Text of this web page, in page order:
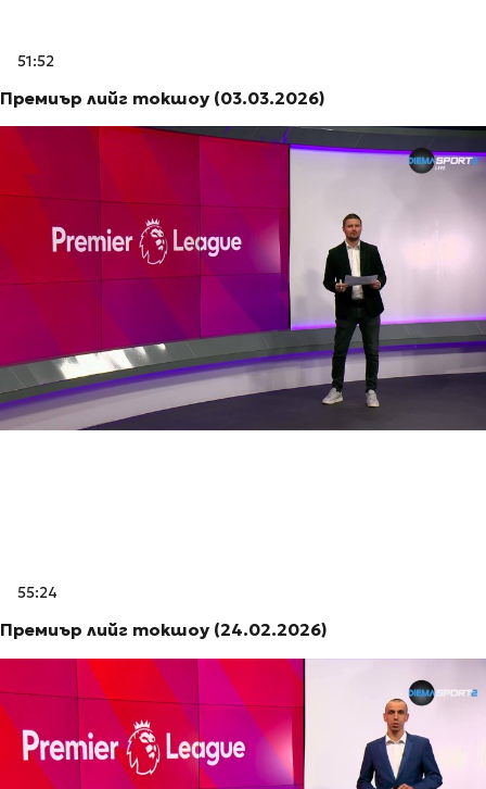
51:52
Премиър лийг токшоу (03.03.2026)
55:24
Премиър лийг токшоу (24.02.2026)